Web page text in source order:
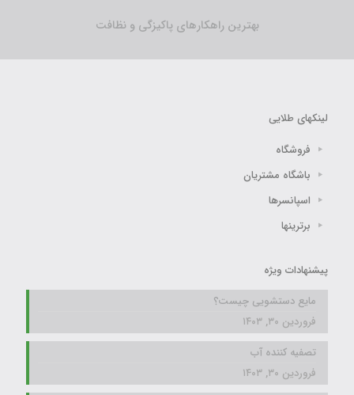
بهترین راهکارهای پاکیزگی و نظافت
لینکهای طلایی
فروشگاه
باشگاه مشتریان
اسپانسرها
برترینها
پیشنهادات ویژه
مایع دستشویی چیست؟
فروردین ۳۰, ۱۴۰۳
تصفیه کننده آب
فروردین ۳۰, ۱۴۰۳